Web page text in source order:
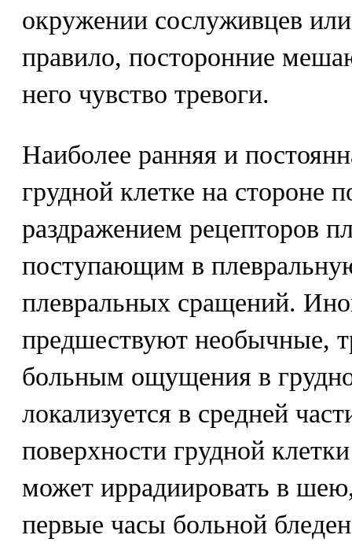
окружении сослуживцев
правило, посторонние
него чувство тревоги.
Наиболее ранняя и
грудной клетке на стороне
раздражением рецепторов
поступающим в
плевральных сращений.
предшествуют необычные,
больным ощущения в
локализуется в средней
поверхности грудной
может иррадиировать в
первые часы больной